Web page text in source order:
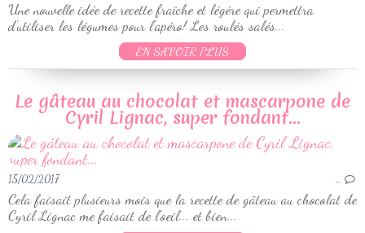
Une nouvelle idée de recette fraîche et légère qui permettra
d'utiliser les légumes pour l'apéro! Les roulés salés...
EN SAVOIR PLUS
Le gâteau au chocolat et mascarpone de
Cyril Lignac, super fondant...
15/02/2017 …
Cela faisait plusieurs mois que la recette de gâteau au chocolat de
Cyril Lignac me faisait de l'oeil... et bien...